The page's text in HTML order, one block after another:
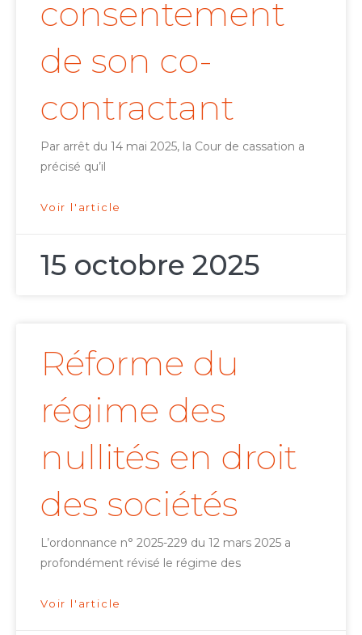
consentement
de son co-
contractant
Par arrêt du 14 mai 2025, la Cour de cassation a
précisé qu’il
Voir l'article
15 octobre 2025
Réforme du
régime des
nullités en droit
des sociétés
L’ordonnance n° 2025-229 du 12 mars 2025 a
profondément révisé le régime des
Voir l'article